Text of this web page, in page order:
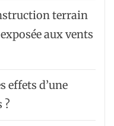
terrain
aux vents
effets d’une
?